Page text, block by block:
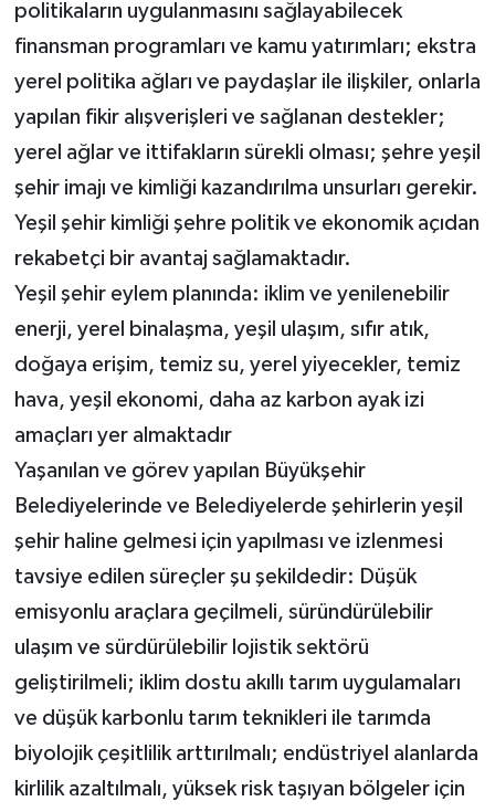
politikaların uygulanmasını sağlayabilecek
finansman programları ve kamu yatırımları; ekstra
yerel politika ağları ve paydaşlar ile ilişkiler, onlarla
yapılan fikir alışverişleri ve sağlanan destekler;
yerel ağlar ve ittifakların sürekli olması; şehre yeşil
şehir imajı ve kimliği kazandırılma unsurları gerekir.
Yeşil şehir kimliği şehre politik ve ekonomik açıdan
rekabetçi bir avantaj sağlamaktadır.
Yeşil şehir eylem planında: iklim ve yenilenebilir
enerji, yerel binalaşma, yeşil ulaşım, sıfır atık,
doğaya erişim, temiz su, yerel yiyecekler, temiz
hava, yeşil ekonomi, daha az karbon ayak izi
amaçları yer almaktadır
Yaşanılan ve görev yapılan Büyükşehir
Belediyelerinde ve Belediyelerde şehirlerin yeşil
şehir haline gelmesi için yapılması ve izlenmesi
tavsiye edilen süreçler şu şekildedir: Düşük
emisyonlu araçlara geçilmeli, süründürülebilir
ulaşım ve sürdürülebilir lojistik sektörü
geliştirilmeli; iklim dostu akıllı tarım uygulamaları
ve düşük karbonlu tarım teknikleri ile tarımda
biyolojik çeşitlilik arttırılmalı; endüstriyel alanlarda
kirlilik azaltılmalı, yüksek risk taşıyan bölgeler için